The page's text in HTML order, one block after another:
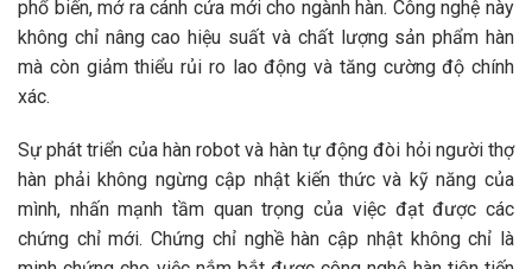
phổ biến, mở ra cánh cửa mới cho ngành hàn. Công nghệ này
không chỉ nâng cao hiệu suất và chất lượng sản phẩm hàn
mà còn giảm thiểu rủi ro lao động và tăng cường độ chính
xác.
Sự phát triển của hàn robot và hàn tự động đòi hỏi người thợ
hàn phải không ngừng cập nhật kiến thức và kỹ năng của
mình, nhấn mạnh tầm quan trọng của việc đạt được các
chứng chỉ mới. Chứng chỉ nghề hàn cập nhật không chỉ là